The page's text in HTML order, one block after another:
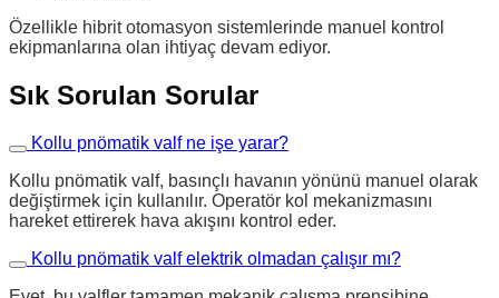
Özellikle hibrit otomasyon sistemlerinde manuel kontrol
ekipmanlarına olan ihtiyaç devam ediyor.
Sık Sorulan Sorular
Kollu pnömatik valf ne işe yarar?
Kollu pnömatik valf, basınçlı havanın yönünü manuel olarak
değiştirmek için kullanılır. Operatör kol mekanizmasını
hareket ettirerek hava akışını kontrol eder.
Kollu pnömatik valf elektrik olmadan çalışır mı?